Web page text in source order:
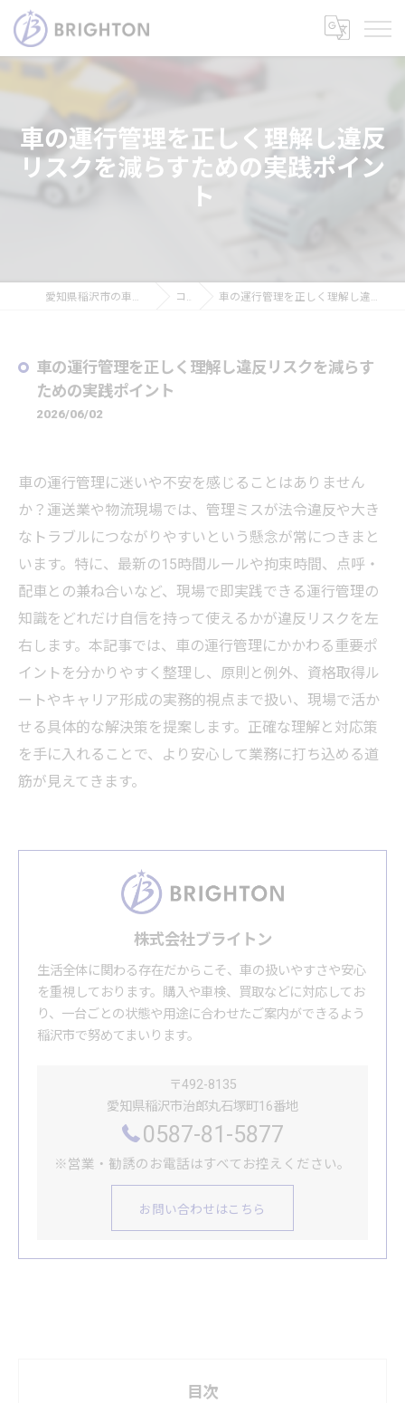
車の運行管理を正しく理解し違反
リスクを減らすための実践ポイン
ト
愛知県稲沢市の車なら株式会社ブライトン コラム 車の運行管理を正しく理解し違反リスクを減らすための実践ポイント
車の運行管理を正しく理解し違反リスクを減らす
ための実践ポイント
2026/06/02
車の運行管理に迷いや不安を感じることはありません
か？運送業や物流現場では、管理ミスが法令違反や大き
なトラブルにつながりやすいという懸念が常につきまと
います。特に、最新の15時間ルールや拘束時間、点呼・
配車との兼ね合いなど、現場で即実践できる運行管理の
知識をどれだけ自信を持って使えるかが違反リスクを左
右します。本記事では、車の運行管理にかかわる重要ポ
イントを分かりやすく整理し、原則と例外、資格取得ル
ートやキャリア形成の実務的視点まで扱い、現場で活か
せる具体的な解決策を提案します。正確な理解と対応策
を手に入れることで、より安心して業務に打ち込める道
筋が見えてきます。
株式会社ブライトン
生活全体に関わる存在だからこそ、車の扱いやすさや安心
を重視しております。購入や車検、買取などに対応してお
り、一台ごとの状態や用途に合わせたご案内ができるよう
稲沢市で努めてまいります。
〒492-8135
愛知県稲沢市治郎丸石塚町16番地
0587-81-5877
※営業・勧誘のお電話はすべてお控えください。
お問い合わせはこちら
目次